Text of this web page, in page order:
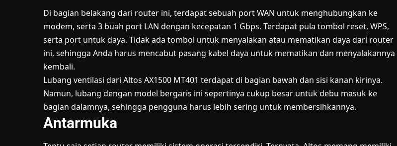
Di bagian belakang dari router ini, terdapat sebuah port WAN untuk menghubungkan ke
modem, serta 3 buah port LAN dengan kecepatan 1 Gbps. Terdapat pula tombol reset, WPS,
serta port untuk daya. Tidak ada tombol untuk menyalakan atau mematikan daya dari router
ini, sehingga Anda harus mencabut pasang kabel daya untuk mematikan dan menyalakannya
kembali.
Lubang ventilasi dari Altos AX1500 MT401 terdapat di bagian bawah dan sisi kanan kirinya.
Namun, lubang dengan model bergaris ini sepertinya cukup besar untuk debu masuk ke
bagian dalamnya, sehingga pengguna harus lebih sering untuk membersihkannya.
Antarmuka